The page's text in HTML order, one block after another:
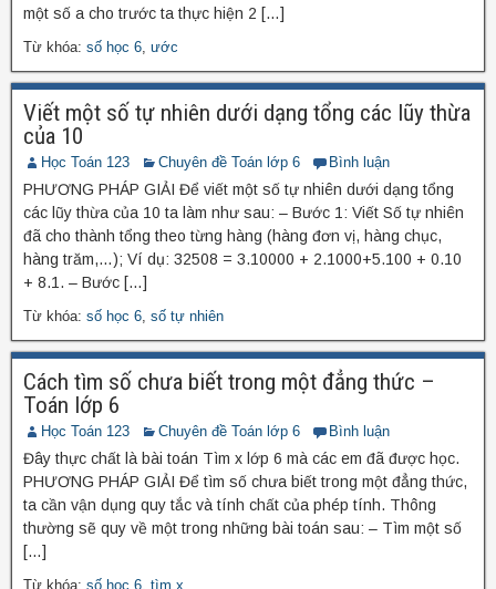
một số a cho trước ta thực hiện 2 […]
Từ khóa: số học 6, ước
Viết một số tự nhiên dưới dạng tổng các lũy thừa
của 10
Học Toán 123 Chuyên đề Toán lớp 6 Bình luận
PHƯƠNG PHÁP GIẢI Để viết một số tự nhiên dưới dạng tổng
các lũy thừa của 10 ta làm như sau: – Bước 1: Viết Số tự nhiên
đã cho thành tổng theo từng hàng (hàng đơn vị, hàng chục,
hàng trăm,…); Ví dụ: 32508 = 3.10000 + 2.1000+5.100 + 0.10
+ 8.1. – Bước […]
Từ khóa: số học 6, số tự nhiên
Cách tìm số chưa biết trong một đẳng thức –
Toán lớp 6
Học Toán 123 Chuyên đề Toán lớp 6 Bình luận
Đây thực chất là bài toán Tìm x lớp 6 mà các em đã được học.
PHƯƠNG PHÁP GIẢI Để tìm số chưa biết trong một đẳng thức,
ta cần vận dụng quy tắc và tính chất của phép tính. Thông
thường sẽ quy về một trong những bài toán sau: – Tìm một số
[…]
Từ khóa: số học 6, tìm x